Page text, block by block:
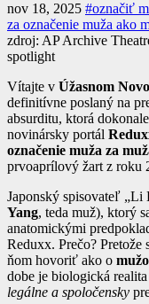
nov 18, 2025 #označiť
za označenie muža ako
zdroj: AP Archive
spotlight
Vítajte v Úžasnom
definitívne poslaný na
absurditu, ktorá
novinársky portál
označenie muža za
prvoaprílový žart z roku
Japonský spisovateľ „Li
Yang, teda muž), ktorý
anatomickými
Reduxx. Prečo?
ňom hovoriť ako o
dobe je biologická
legálne a spoločensky